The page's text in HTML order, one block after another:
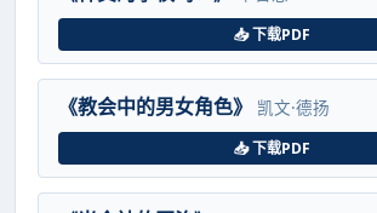
📥 下载PDF
《教会中的男女角色》 凯文·德扬
📥 下载PDF